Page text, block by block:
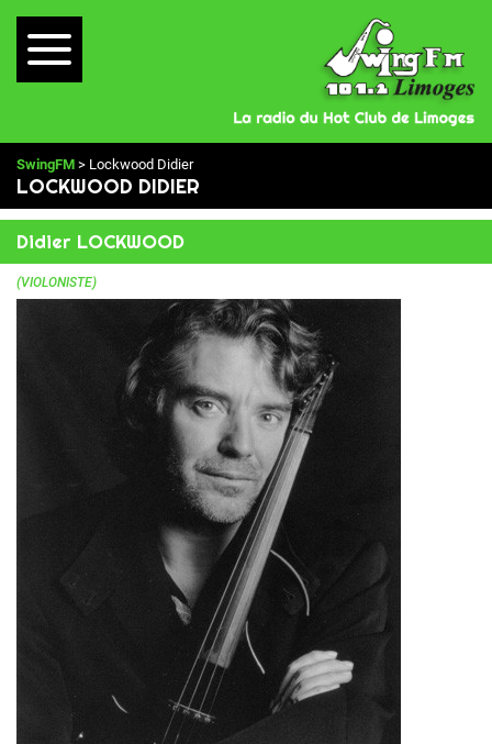
SwingFM > Lockwood Didier
LOCKWOOD DIDIER
Didier LOCKWOOD
(VIOLONISTE)